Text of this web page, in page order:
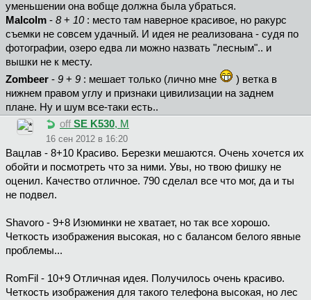
уменьшении она вобще должна была убраться.
Malcolm - 8+ 10: место там наверное красивое, но ракурс
съемки не совсем удачный. И идея не реализована - судя по
фотографии, озеро едва ли можно назвать "лесным".. и
вышки не к месту.
Zombeer - 9 + 9 : мешает только (лично мне
) ветка в
нижнем правом углу и признаки цивилизации на заднем
плане. Ну и шум все-таки есть..
off SE K530, М
16 сен 2012 в 16:20
Вацлав - 8+10 Красиво. Березки мешаются. Очень хочется их
обойти и посмотреть что за ними. Увы, но твою фишку не
оценил. Качество отличное. 790 сделал все что мог, да и ты
не подвел.
Shavoro - 9+8 Изюминки не хватает, но так все хорошо.
Четкость изображения высокая, но с балансом белого явные
проблемы...
RomFil - 10+9 Отличная идея. Получилось очень красиво.
Четкость изображения для такого телефона высокая, но лес